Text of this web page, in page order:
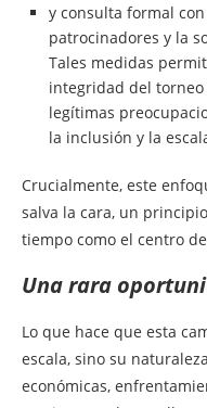
y consulta formal
patrocinadores y la
Tales medidas
integridad del
legítimas
la inclusión y la
Crucialmente, este
salva la cara, un
tiempo como el centro
Una rara
Lo que hace que esta
escala, sino su
económicas,